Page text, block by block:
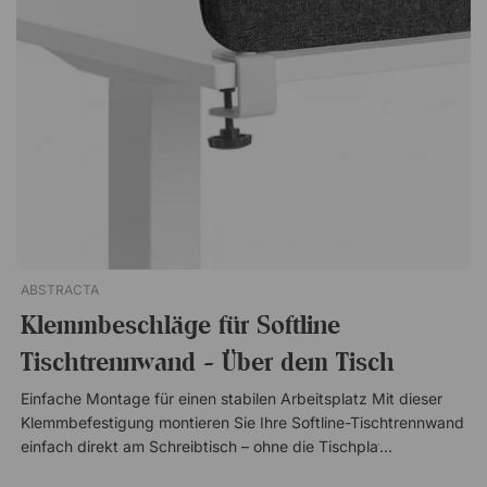
werden müssen. Für verschiedene Tischtypen geeignet Der
Klemmhalter passt für Tischplatten mit einer Stärke von bis zu
42 mm und ist damit mit den meisten Standardtischen auf
dem Markt kompatibel. Eine durchdachte Lösung, die
Funktion, Flexibilität und einfache Installation
vereint. Klemmbeschläge für ScreenIt Tischtrennwände von
ABSTRACTA
Klemmbeschläge für Softline
Tischtrennwand - Über dem Tisch
Einfache Montage für einen stabilen Arbeitsplatz Mit dieser
Klemmbefestigung montieren Sie Ihre Softline-Tischtrennwand
einfach direkt am Schreibtisch – ohne die Tischplatte zu